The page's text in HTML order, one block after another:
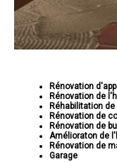
Rénovation
Rénovation de
Réhabilitation
Rénovation de
Rénovation de
Amélioraton de
Rénovation de
Garage